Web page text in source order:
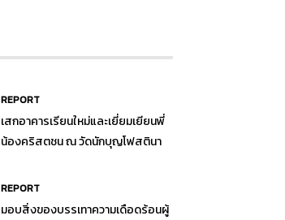
REPORT
เสกอาคารเรียนใหม่และเยี่ยมเยียนพี่
น้องคริสตชน ณ วัดนักบุญโฟสตินา
REPORT
มอบสิ่งของบรรเทาความเดือดร้อนผู้